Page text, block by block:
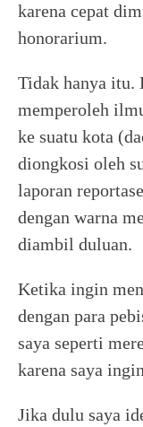
karena cepat
honorarium.
Tidak hanya itu.
memperoleh
ke suatu kota
diongkosi oleh
laporan
dengan warna
diambil duluan.
Ketika ingin
dengan para
saya seperti
karena saya
Jika dulu saya